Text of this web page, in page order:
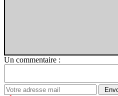
Un commentaire :